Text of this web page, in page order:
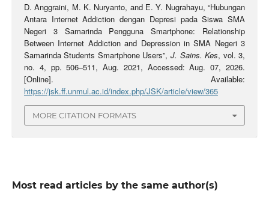
D. Anggraini, M. K. Nuryanto, and E. Y. Nugrahayu, “Hubungan
Antara Internet Addiction dengan Depresi pada Siswa SMA
Negeri 3 Samarinda Pengguna Smartphone: Relationship
Between Internet Addiction and Depression in SMA Negeri 3
Samarinda Students Smartphone Users”, J. Sains. Kes, vol. 3,
no. 4, pp. 506–511, Aug. 2021, Accessed: Aug. 07, 2026.
[Online]. Available:
https://jsk.ff.unmul.ac.id/index.php/JSK/article/view/365
MORE CITATION FORMATS
Most read articles by the same author(s)